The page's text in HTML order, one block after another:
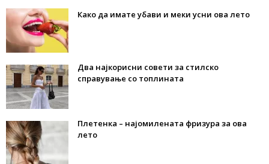
Како да имате убави и меки усни ова лето
Два најкорисни совети за стилско
справување со топлината
Плетенка – најомилената фризура за ова
лето